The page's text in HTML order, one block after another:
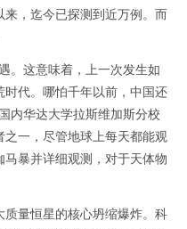
，迄今已探测到近万例。而
这意味着，上一次发生如
代。哪怕千年以前，中国还
内华达大学拉斯维加斯分校
一，尽管地球上每天都能观
暴并详细观测，对于天体物
量恒星的核心坍缩爆炸。科